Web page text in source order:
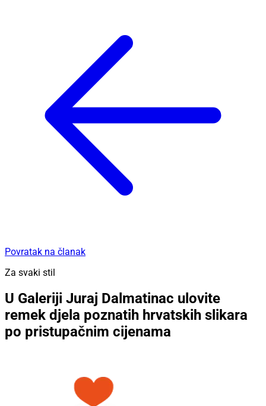
Povratak na članak
Za svaki stil
U Galeriji Juraj Dalmatinac ulovite
remek djela poznatih hrvatskih slikara
po pristupačnim cijenama